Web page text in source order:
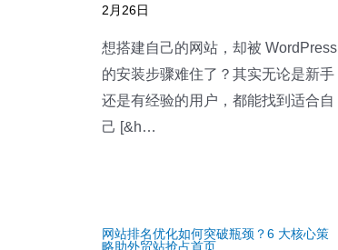
2月26日
想搭建自己的网站，却被 WordPress
的安装步骤难住了？其实无论是新手
还是有经验的用户，都能找到适合自
己 [&h…
网站排名优化如何突破瓶颈？6 大核心策
略助外贸站抢占首页